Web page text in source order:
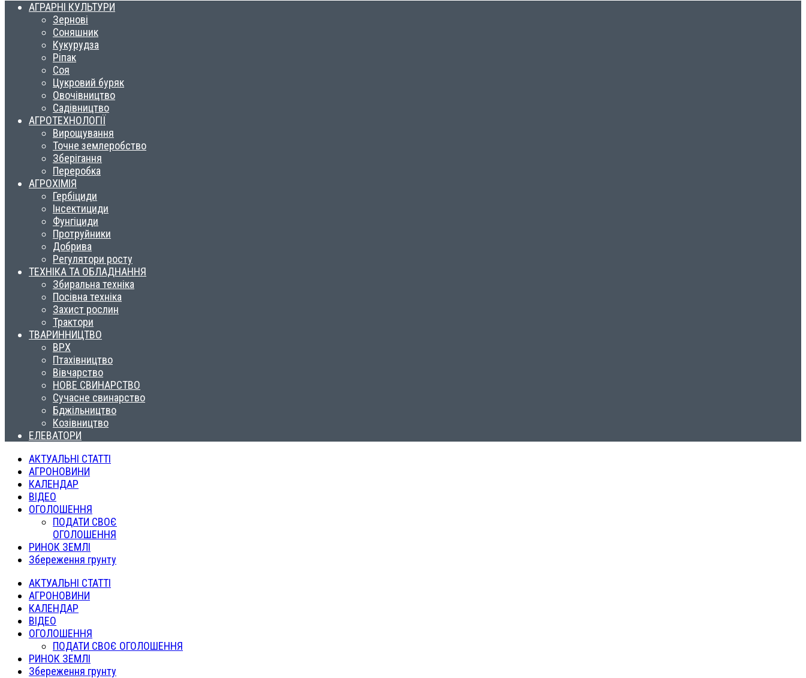
АГРАРНІ КУЛЬТУРИ
Зернові
Соняшник
Кукурудза
Ріпак
Соя
Цукровий буряк
Овочівництво
Садівництво
АГРОТЕХНОЛОГІЇ
Вирощування
Точне землеробство
Зберігання
Переробка
АГРОХІМІЯ
Гербіциди
Інсектициди
Фунгіциди
Протруйники
Добрива
Регулятори росту
ТЕХНІКА ТА ОБЛАДНАННЯ
Збиральна техніка
Посівна техніка
Захист рослин
Трактори
ТВАРИННИЦТВО
ВРХ
Птахівництво
Вівчарство
НОВЕ СВИНАРСТВО
Сучасне свинарство
Бджільництво
Козівництво
ЕЛЕВАТОРИ
АКТУАЛЬНІ СТАТТІ
АГРОНОВИНИ
КАЛЕНДАР
ВІДЕО
ОГОЛОШЕННЯ
ПОДАТИ СВОЄ
ОГОЛОШЕННЯ
РИНОК ЗЕМЛІ
Збереження грунту
АКТУАЛЬНІ СТАТТІ
АГРОНОВИНИ
КАЛЕНДАР
ВІДЕО
ОГОЛОШЕННЯ
ПОДАТИ СВОЄ ОГОЛОШЕННЯ
РИНОК ЗЕМЛІ
Збереження грунту